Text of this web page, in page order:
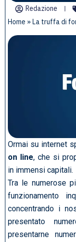
Redazione
Home » La truffa di
Ormai su internet
on line, che si
in immensi capitali.
Tra le numerose
funzionamento
concentrando i
presentato
presentarne